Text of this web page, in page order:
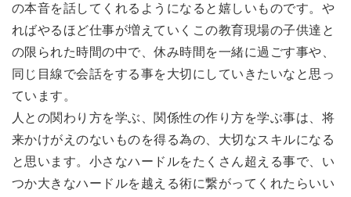
の本音を話してくれるようになると嬉しいものです。や
ればやるほど仕事が増えていくこの教育現場の子供達と
の限られた時間の中で、休み時間を一緒に過ごす事や、
同じ目線で会話をする事を大切にしていきたいなと思っ
ています。
人との関わり方を学ぶ、関係性の作り方を学ぶ事は、将
来かけがえのないものを得る為の、大切なスキルになる
と思います。小さなハードルをたくさん超える事で、い
つか大きなハードルを越える術に繋がってくれたらいい